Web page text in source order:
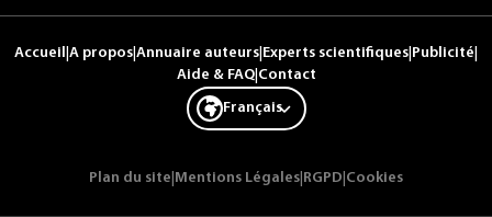
Accueil A propos Annuaire auteurs Experts scientifiques Publicité
Aide & FAQ| Contact
Français
Plan du site Mentions Légales RGPD Cookies